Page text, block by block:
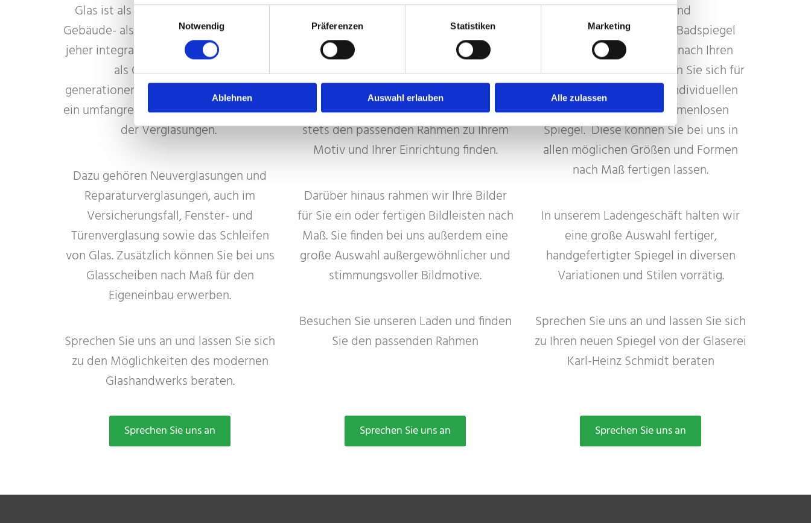
Notwendig
Präferenzen Statistiken Marketing
Ablehnen Auswahl erlauben Alle zulassen
Glas ist als Werkstoff sowohl in der
Gebäude- als auch Innenarchitektur seit
jeher integraler Bestandteil. Wir bieten
als Glaserbetrieb mit
generationenübergreifenden Erfahrung
ein umfangreiches Spektrum im Bereich
der Verglasungen.
Dazu gehören Neuverglasungen und
Reparaturverglasungen, auch im
Versicherungsfall, Fenster- und
Türenverglasung sowie das Schleifen
von Glas. Zusätzlich können Sie bei uns
Glasscheiben nach Maß für den
Eigeneinbau erwerben.
Sprechen Sie uns an und lassen Sie sich
zu den Möglichkeiten des modernen
Glashandwerks beraten.
Sprechen Sie uns an
In unserem Ladengeschäft in Itzehoe
haben wir ein großes Angebot
verschiedener Rahmenleisten auf Lager.
Sie können aus einer Vielzahl
unterschiedlicher Materialien, Farben
und Formen auswählen, so dass Sie
stets den passenden Rahmen zu Ihrem
Motiv und Ihrer Einrichtung finden.
Darüber hinaus rahmen wir Ihre Bilder
für Sie ein oder fertigen Bildleisten nach
Maß. Sie finden bei uns außerdem eine
große Auswahl außergewöhnlicher und
stimmungsvoller Bildmotive.
Besuchen Sie unseren Laden und finden
Sie den passenden Rahmen
Sprechen Sie uns an
Wir schneiden und
schleifen Wandspiegel, Bad­spiegel
oder Sicherheits­spiegel nach Ihren
Vorstellungen. Entschieden Sie sich für
einen handgefertigten, individuellen
Rahmen oder einen rahmenlosen
Spiegel. Diese können Sie bei uns in
allen möglichen Größen und Formen
nach Maß fertigen lassen.
In unserem Ladengeschäft halten wir
eine große Auswahl fertiger,
handgefertigter Spiegel in diversen
Variationen und Stilen vorrätig.
Sprechen Sie uns an und lassen Sie sich
zu Ihren neuen Spiegel von der Glaserei
Karl-Heinz Schmidt beraten
Sprechen Sie uns an